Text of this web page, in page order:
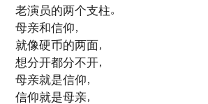
老演员的两个支柱。
母亲和信仰，
就像硬币的两面，
想分开都分不开，
母亲就是信仰，
信仰就是母亲，